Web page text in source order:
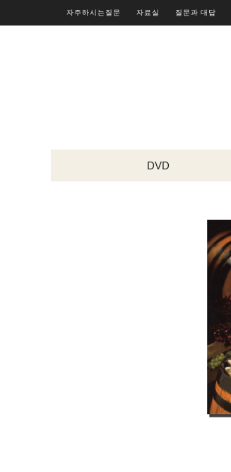
자주하시는질문 자료실 질문과 대답
DVD